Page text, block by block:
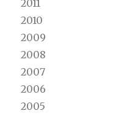
2011
2010
2009
2008
2007
2006
2005